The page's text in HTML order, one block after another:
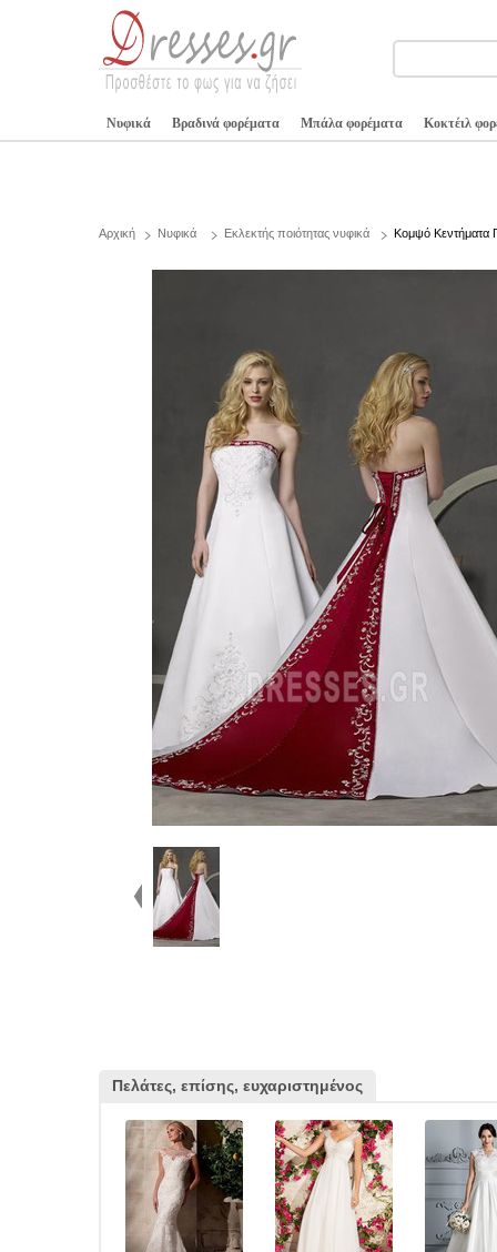
Νυφικά Βραδινά φορέματα Μπάλα φορέματα Κοκτέιλ
Αρχική Νυφικά Εκλεκτής ποιότητας νυφικά Κομψό Κεντήματα
Πελάτες, επίσης, ευχαριστημένος